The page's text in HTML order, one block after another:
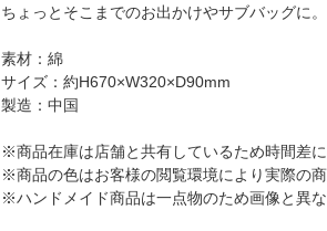
ちょっとそこまでのお出かけやサブバッグに。
素材：綿
サイズ：約H670×W320×D90mm
製造：中国
※商品在庫は店舗と共有しているため時間差
※商品の色はお客様の閲覧環境により実際の
※ハンドメイド商品は一点物のため画像と異な